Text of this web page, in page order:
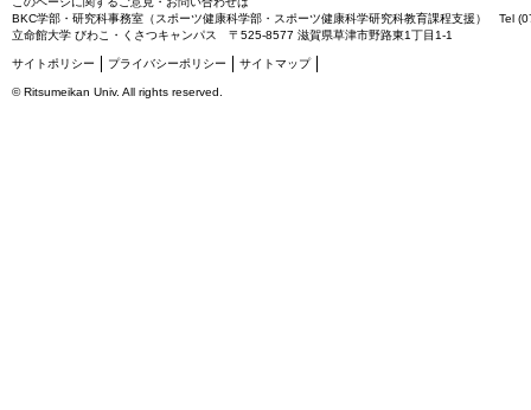
BKC学部・研究科事務室（スポーツ健康科学部・スポーツ健康科学研究科教育課程支援）
Tel
立命館大学 びわこ・くさつキャンパス 〒525-8577 滋賀県草津市野路東1丁目1-1
サイトポリシー プライバシーポリシー サイトマップ
©Ritsumeikan Univ. All rights reserved.